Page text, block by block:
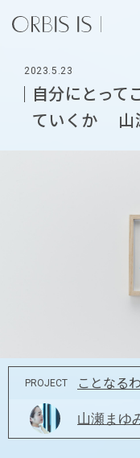
2023.5.23
自分にとって
ていくか 山
PROJECT ことなる
山瀬まゆ